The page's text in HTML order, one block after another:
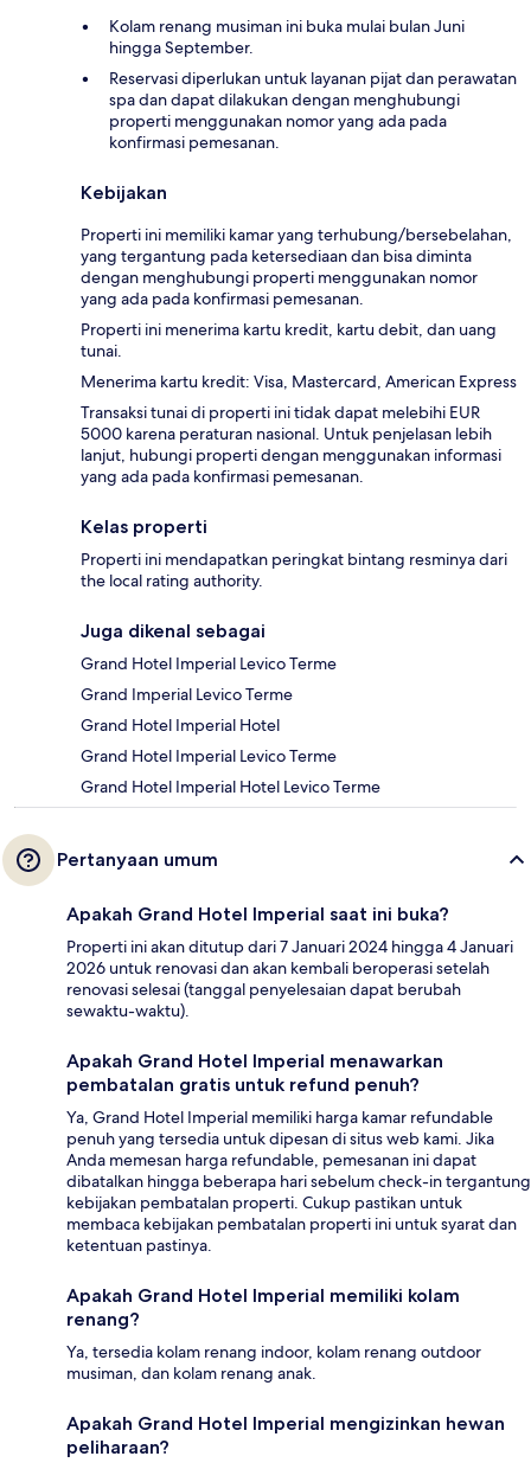
Kolam renang musiman ini buka mulai bulan Juni
hingga September.
Reservasi diperlukan untuk layanan pijat dan perawatan
spa dan dapat dilakukan dengan menghubungi
properti menggunakan nomor yang ada pada
konfirmasi pemesanan.
Kebijakan
Properti ini memiliki kamar yang terhubung/bersebelahan,
yang tergantung pada ketersediaan dan bisa diminta
dengan menghubungi properti menggunakan nomor
yang ada pada konfirmasi pemesanan.
Properti ini menerima kartu kredit, kartu debit, dan uang
tunai.
Menerima kartu kredit: Visa, Mastercard, American Express
Transaksi tunai di properti ini tidak dapat melebihi EUR
5000 karena peraturan nasional. Untuk penjelasan lebih
lanjut, hubungi properti dengan menggunakan informasi
yang ada pada konfirmasi pemesanan.
Kelas properti
Properti ini mendapatkan peringkat bintang resminya dari
the local rating authority.
Juga dikenal sebagai
Grand Hotel Imperial Levico Terme
Grand Imperial Levico Terme
Grand Hotel Imperial Hotel
Grand Hotel Imperial Levico Terme
Grand Hotel Imperial Hotel Levico Terme
Pertanyaan umum
Apakah Grand Hotel Imperial saat ini buka?
Properti ini akan ditutup dari 7 Januari 2024 hingga 4 Januari
2026 untuk renovasi dan akan kembali beroperasi setelah
renovasi selesai (tanggal penyelesaian dapat berubah
sewaktu-waktu).
Apakah Grand Hotel Imperial menawarkan
pembatalan gratis untuk refund penuh?
Ya, Grand Hotel Imperial memiliki harga kamar refundable
penuh yang tersedia untuk dipesan di situs web kami. Jika
Anda memesan harga refundable, pemesanan ini dapat
dibatalkan hingga beberapa hari sebelum check-in tergantung
kebijakan pembatalan properti. Cukup pastikan untuk
membaca kebijakan pembatalan properti ini untuk syarat dan
ketentuan pastinya.
Apakah Grand Hotel Imperial memiliki kolam
renang?
Ya, tersedia kolam renang indoor, kolam renang outdoor
musiman, dan kolam renang anak.
Apakah Grand Hotel Imperial mengizinkan hewan
peliharaan?